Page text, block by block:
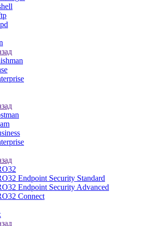
Endpoint Security Standard
Endpoint Security Advanced
Connect